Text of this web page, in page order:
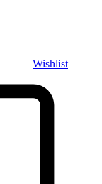
Wishlist